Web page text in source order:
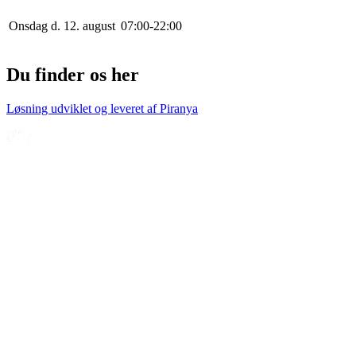
Onsdag d. 12. august 07:00-22:00
Du finder os her
Løsning udviklet og leveret afPiranya